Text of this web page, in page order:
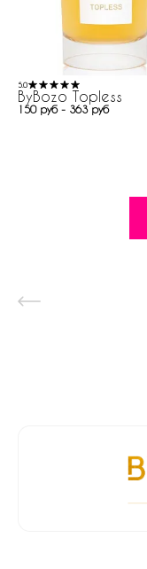
5.0
ByBozo Topless
150 руб - 363 руб